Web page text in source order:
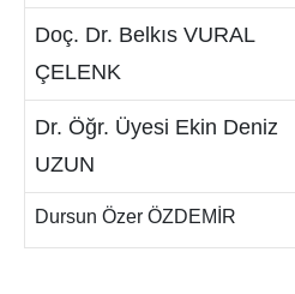
Doç. Dr. Belkıs VURAL
ÇELENK
Dr. Öğr. Üyesi Ekin Deniz
UZUN
Dursun Özer ÖZDEMİR